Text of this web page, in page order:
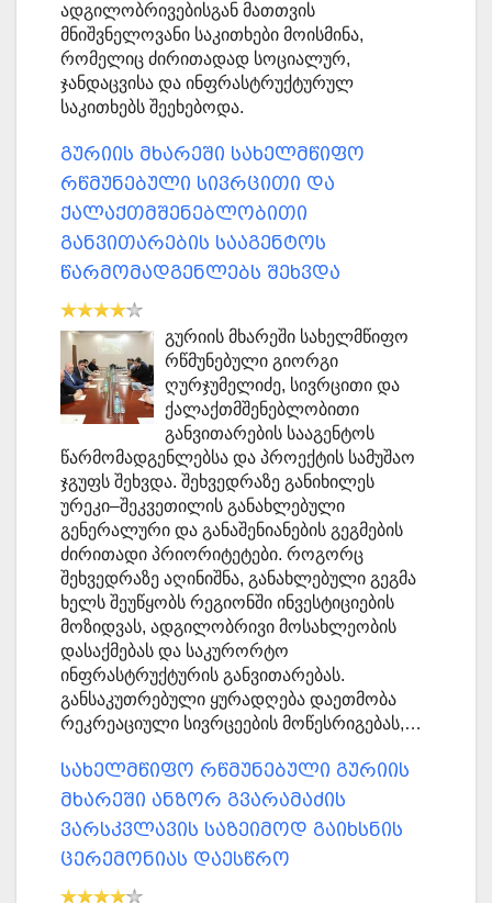
ადგილობრივებისგან მათთვის
მნიშვნელოვანი საკითხები მოისმინა,
რომელიც ძირითადად სოციალურ,
ჯანდაცვისა და ინფრასტრუქტურულ
საკითხებს შეეხებოდა.
გურიის მხარეში სახელმწიფო
რწმუნებული სივრცითი და
ქალაქთმშენებლობითი
განვითარების სააგენტოს
წარმომადგენლებს შეხვდა
გურიის მხარეში სახელმწიფო
რწმუნებული გიორგი
ღურჯუმელიძე, სივრცითი და
ქალაქთმშენებლობითი
განვითარების სააგენტოს
წარმომადგენლებსა და პროექტის სამუშაო
ჯგუფს შეხვდა. შეხვედრაზე განიხილეს
ურეკი–შეკვეთილის განახლებული
გენერალური და განაშენიანების გეგმების
ძირითადი პრიორიტეტები. როგორც
შეხვედრაზე აღინიშნა, განახლებული გეგმა
ხელს შეუწყობს რეგიონში ინვესტიციების
მოზიდვას, ადგილობრივი მოსახლეობის
დასაქმებას და საკურორტო
ინფრასტრუქტურის განვითარებას.
განსაკუთრებული ყურადღება დაეთმობა
რეკრეაციული სივრცეების მოწესრიგებას,…
სახელმწიფო რწმუნებული გურიის
მხარეში ანზორ გვარამაძის
ვარსკვლავის საზეიმოდ გაიხსნის
ცერემონიას დაესწრო